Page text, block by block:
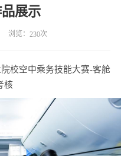
展示
浏览： 230次
校空中乘务技能大赛-客舱
核